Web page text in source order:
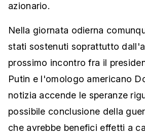
azionario.
Nella giornata odierna
stati sostenuti soprattutto
prossimo incontro fra il
Putin e l'omologo americano
notizia accende le speranze
possibile conclusione della
che avrebbe benefici effetti a